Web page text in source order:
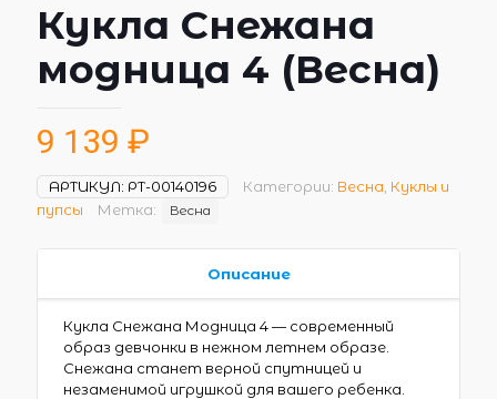
Кукла Снежана
модница 4 (Весна)
9 139 ₽
АРТИКУЛ: РТ-00140196 Категории: Весна Куклы и
пупсы
Метка: Весна
Описание
Кукла Снежана Модница 4 — современный
образ девчонки в нежном летнем образе.
Снежана станет верной спутницей и
незаменимой игрушкой для вашего ребенка.